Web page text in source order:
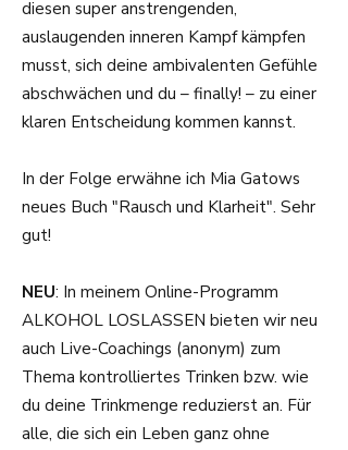
diesen super anstrengenden,
auslaugenden inneren Kampf kämpfen
musst, sich deine ambivalenten Gefühle
abschwächen und du – finally! – zu einer
klaren Entscheidung kommen kannst.
In der Folge erwähne ich Mia Gatows
neues Buch "Rausch und Klarheit". Sehr
gut!
NEU: In meinem Online-Programm
ALKOHOL LOSLASSEN bieten wir neu
auch Live-Coachings (anonym) zum
Thema kontrolliertes Trinken bzw. wie
du deine Trinkmenge reduzierst an. Für
alle, die sich ein Leben ganz ohne